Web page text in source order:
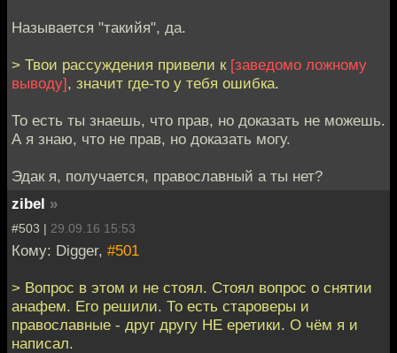
Называется "такийя", да.
> Твои рассуждения привели к [заведомо ложному
выводу], значит где-то у тебя ошибка.
То есть ты знаешь, что прав, но доказать не можешь.
А я знаю, что не прав, но доказать могу.
Эдак я, получается, православный а ты нет?
zibel »
#503 | 29.09.16 15:53
Кому: Digger, #501
> Вопрос в этом и не стоял. Стоял вопрос о снятии
анафем. Его решили. То есть староверы и
православные - друг другу НЕ еретики. О чём я и
написал.